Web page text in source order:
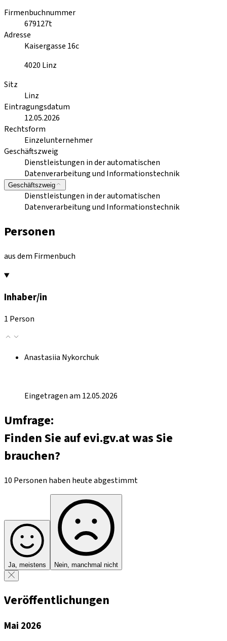
Firmenbuchnummer
679127t
Adresse
Kaisergasse 16c
4020 Linz
Sitz
Linz
Eintragungsdatum
12.05.2026
Rechtsform
Einzelunternehmer
Geschäftszweig
Dienstleistungen in der automatischen
Datenverarbeitung und Informationstechnik
Geschäftszweig
Dienstleistungen in der automatischen
Datenverarbeitung und Informationstechnik
Personen
aus dem Firmenbuch
Inhaber/in
1 Person
Anastasiia Nykorchuk
Eingetragen am 12.05.2026
Umfrage:
Finden Sie auf evi.gv.at was Sie
brauchen?
10 Personen haben heute abgestimmt
Ja, meistens Nein, manchmal nicht
Veröffentlichungen
Mai 2026